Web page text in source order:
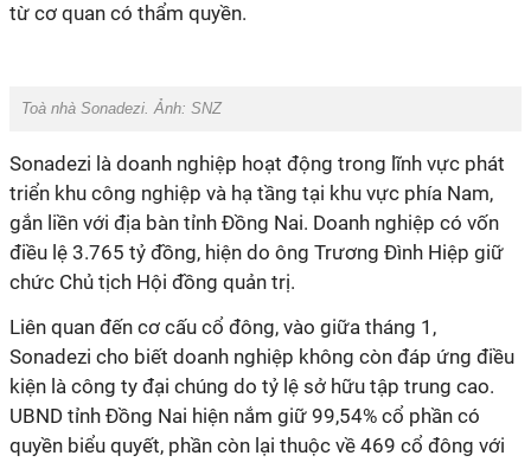
từ cơ quan có thẩm quyền.
Toà nhà Sonadezi. Ảnh: SNZ
Sonadezi là doanh nghiệp hoạt động trong lĩnh vực phát
triển khu công nghiệp và hạ tầng tại khu vực phía Nam,
gắn liền với địa bàn tỉnh Đồng Nai. Doanh nghiệp có vốn
điều lệ 3.765 tỷ đồng, hiện do ông Trương Đình Hiệp giữ
chức Chủ tịch Hội đồng quản trị.
Liên quan đến cơ cấu cổ đông, vào giữa tháng 1,
Sonadezi cho biết doanh nghiệp không còn đáp ứng điều
kiện là công ty đại chúng do tỷ lệ sở hữu tập trung cao.
UBND tỉnh Đồng Nai hiện nắm giữ 99,54% cổ phần có
quyền biểu quyết, phần còn lại thuộc về 469 cổ đông với